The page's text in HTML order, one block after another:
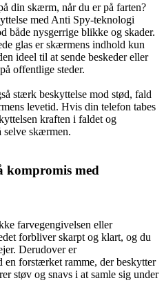
din skærm, når du er på farten?
med Anti Spy-teknologi
både nysgerrige blikke og skader.
glas er skærmens indhold kun
ideel til at sende beskeder eller
offentlige steder.
stærk beskyttelse mod stød, fald
levetid. Hvis din telefon tabes
kraften i faldet og
selve skærmen.
kompromis med
farvegengivelsen eller
forbliver skarpt og klart, og du
Derudover er
en forstærket ramme, der beskytter
støv og snavs i at samle sig under